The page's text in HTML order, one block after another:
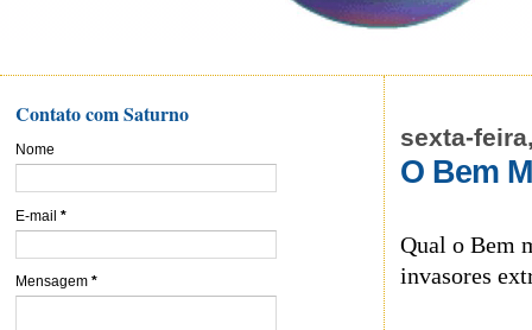
sexta-
O Bem
Qual o Bem
invasores
Contato com Saturno
Nome
E-mail *
Mensagem *